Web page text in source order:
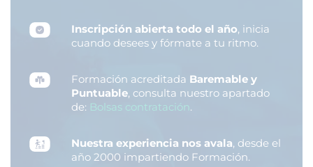
Inscripción abierta todo el año, inicia
cuando desees y fórmate a tu ritmo.
Formación acreditada Baremable y
Puntuable, consulta nuestro apartado
de: Bolsas contratación.
Nuestra experiencia nos avala, desde el
año 2000 impartiendo Formación.